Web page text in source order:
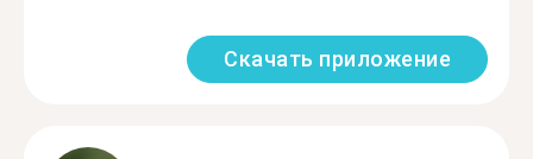
Скачать приложение